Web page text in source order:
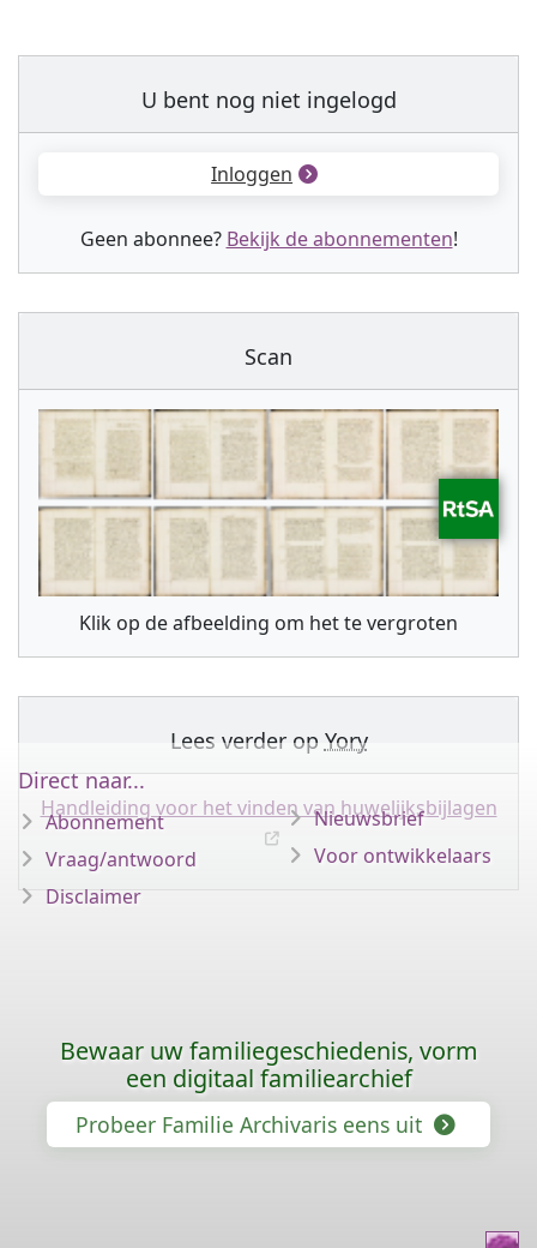
U bent nog niet ingelogd
Inloggen
Geen abonnee? Bekijk de abonnementen!
Scan
Klik op de afbeelding om het te vergroten
Lees verder op Yory
Handleiding voor het vinden van huwelijksbijlagen
Direct naar...
Abonnement
Vraag/antwoord
Disclaimer
Nieuwsbrief
Voor ontwikkelaars
Bewaar uw familiegeschiedenis, vorm
een digitaal familiearchief
Probeer Familie Archivaris eens uit